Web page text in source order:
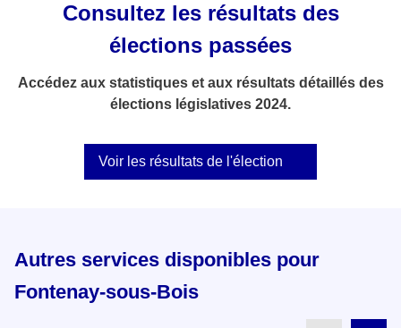
Consultez les résultats des
élections passées
Accédez aux statistiques et aux résultats détaillés des
élections législatives 2024.
Voir les résultats de l'élection
Autres services disponibles pour
Fontenay-sous-Bois